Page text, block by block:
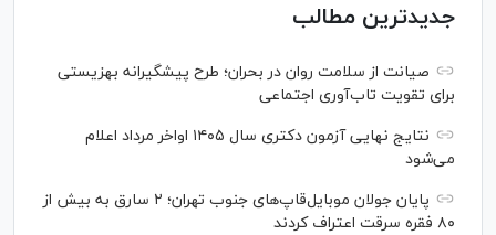
جدیدترین مطالب
صیانت از سلامت روان در بحران؛ طرح پیشگیرانه بهزیستی
برای تقویت تاب‌آوری اجتماعی
نتایج نهایی آزمون دکتری سال ۱۴۰۵ اواخر مرداد اعلام
می‌شود
پایان جولان موبایل‌قاپ‌های جنوب تهران؛ ۲ سارق به بیش از
۸۰ فقره سرقت اعتراف کردند